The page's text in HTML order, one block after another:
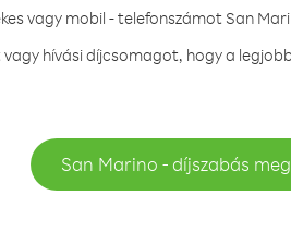
vagy mobil - telefonszámot San
hívási díjcsomagot, hogy a
San Marino - díjszabás